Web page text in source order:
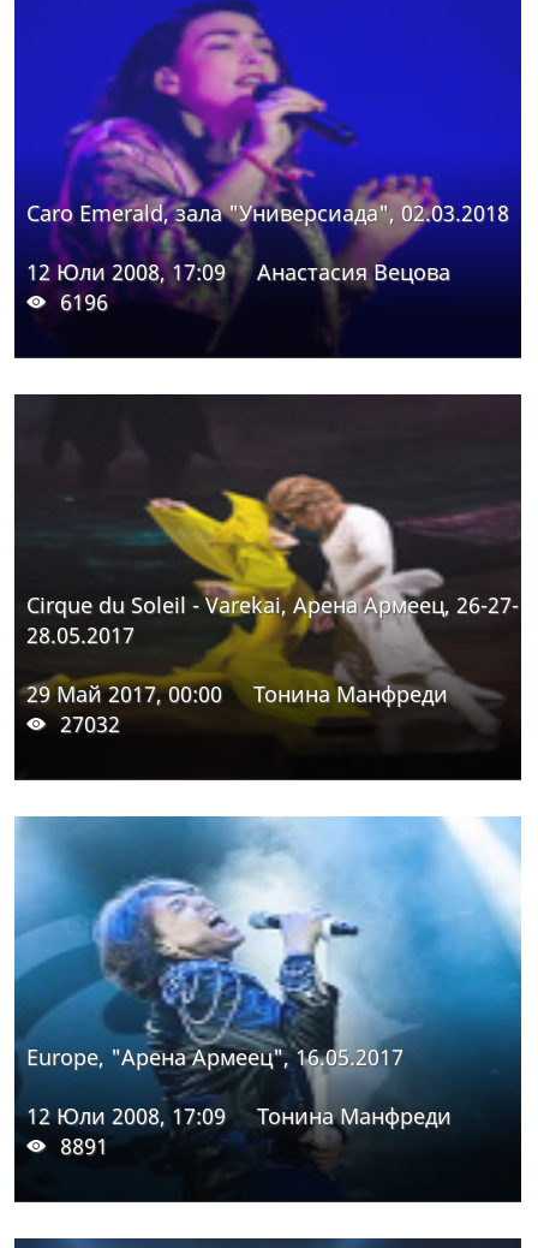
Caro Emerald, зала "Универсиада", 02.03.2018
12 Юли 2008, 17:09
Анастасия Вецова
6196
Cirque du Soleil - Varekai, Арена Армеец, 26-27-
28.05.2017
29 Май 2017, 00:00
Тонина Манфреди
27032
Europe, "Арена Армеец", 16.05.2017
12 Юли 2008, 17:09
Тонина Манфреди
8891